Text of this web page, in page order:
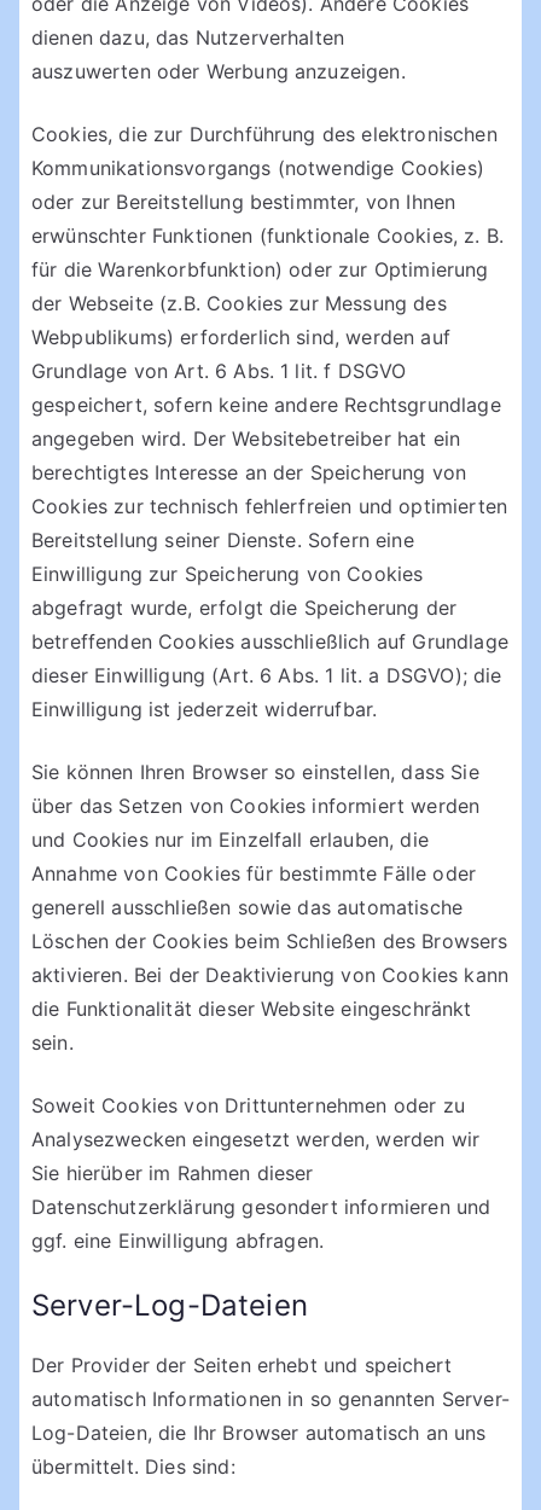
dienen dazu, das Nutzerverhalten
auszuwerten oder Werbung anzuzeigen.
Cookies, die zur Durchführung des elektronischen
Kommunikationsvorgangs (notwendige Cookies)
oder zur Bereitstellung bestimmter, von Ihnen
erwünschter Funktionen (funktionale Cookies, z. B.
für die Warenkorbfunktion) oder zur Optimierung
der Webseite (z.B. Cookies zur Messung des
Webpublikums) erforderlich sind, werden auf
Grundlage von Art. 6 Abs. 1 lit. f DSGVO
gespeichert, sofern keine andere Rechtsgrundlage
angegeben wird. Der Websitebetreiber hat ein
berechtigtes Interesse an der Speicherung von
Cookies zur technisch fehlerfreien und optimierten
Bereitstellung seiner Dienste. Sofern eine
Einwilligung zur Speicherung von Cookies
abgefragt wurde, erfolgt die Speicherung der
betreffenden Cookies ausschließlich auf Grundlage
dieser Einwilligung (Art. 6 Abs. 1 lit. a DSGVO); die
Einwilligung ist jederzeit widerrufbar.
Sie können Ihren Browser so einstellen, dass Sie
über das Setzen von Cookies informiert werden
und Cookies nur im Einzelfall erlauben, die
Annahme von Cookies für bestimmte Fälle oder
generell ausschließen sowie das automatische
Löschen der Cookies beim Schließen des Browsers
aktivieren. Bei der Deaktivierung von Cookies kann
die Funktionalität dieser Website eingeschränkt
sein.
Soweit Cookies von Drittunternehmen oder zu
Analysezwecken eingesetzt werden, werden wir
Sie hierüber im Rahmen dieser
Datenschutzerklärung gesondert informieren und
ggf. eine Einwilligung abfragen.
Server-Log-Dateien
Der Provider der Seiten erhebt und speichert
automatisch Informationen in so genannten Server-
Log-Dateien, die Ihr Browser automatisch an uns
übermittelt. Dies sind: